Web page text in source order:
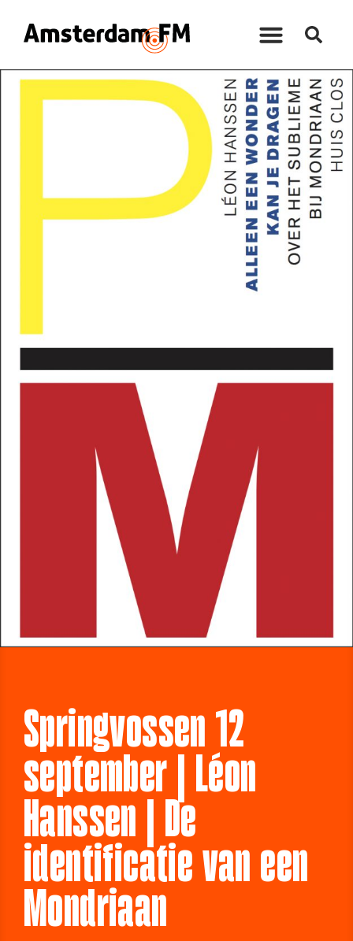
Springvossen 12
september | Léon
Hanssen | De
identificatie van een
Mondriaan